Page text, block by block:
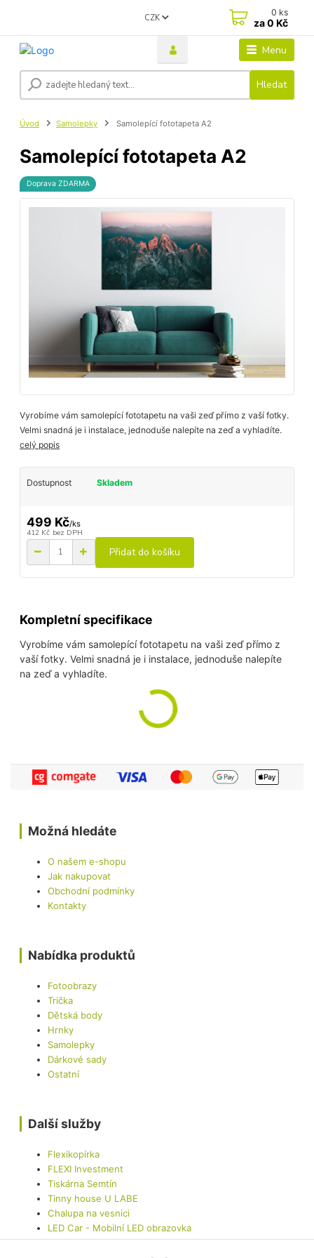
Menu
CZK
Hledat
0 ks
za0 Kč
Úvod Samolepky Samolepící fototapeta A2
Samolepící fototapeta A2
Doprava ZDARMA
Vyrobíme vám samolepící fototapetu na vaši zeď přímo z vaší fotky.
Velmi snadná je i instalace, jednoduše nalepíte na zeď a vyhladíte.
celý popis
Dostupnost Skladem
499 Kč/ks
412 Kč bez DPH
Přidat do košíku
Kompletní specifikace
Vyrobíme vám samolepící fototapetu na vaši zeď přímo z
vaší fotky. Velmi snadná je i instalace, jednoduše nalepíte
na zeď a vyhladíte.
Možná hledáte
O našem e-shopu
Jak nakupovat
Obchodní podmínky
Kontakty
Nabídka produktů
Fotoobrazy
Trička
Dětská body
Hrnky
Samolepky
Dárkové sady
Ostatní
Další služby
Flexikopírka
FLEXI Investment
Tiskárna Semtín
Tinny house U LABE
Chalupa na vesnici
LED Car - Mobilní LED obrazovka